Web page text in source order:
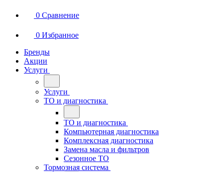
0 Сравнение
0 Избранное
Бренды
Акции
Услуги
Услуги
ТО и диагностика
ТО и диагностика
Компьютерная диагностика
Комплексная диагностика
Замена масла и фильтров
Сезонное ТО
Тормозная система